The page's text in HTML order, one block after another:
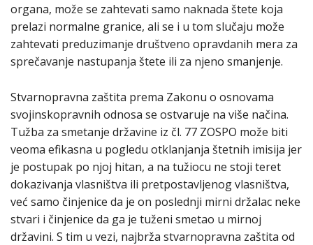
organa, može se zahtevati samo naknada štete koja
prelazi normalne granice, ali se i u tom slučaju može
zahtevati preduzimanje društveno opravdanih mera za
sprečavanje nastupanja štete ili za njeno smanjenje.
Stvarnopravna zaštita prema Zakonu o osnovama
svojinskopravnih odnosa se ostvaruje na više načina.
Tužba za smetanje državine iz čl. 77 ZOSPO može biti
veoma efikasna u pogledu otklanjanja štetnih imisija jer
je postupak po njoj hitan, a na tužiocu ne stoji teret
dokazivanja vlasništva ili pretpostavljenog vlasništva,
već samo činjenice da je on poslednji mirni držalac neke
stvari i činjenice da ga je tuženi smetao u mirnoj
državini. S tim u vezi, najbrža stvarnopravna zaštita od